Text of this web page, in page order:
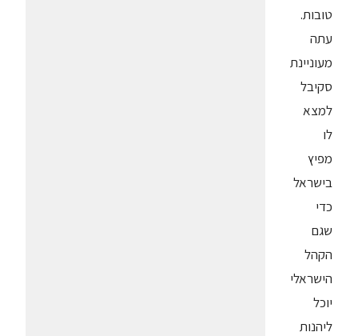
טובות.
עתה
מעוניינת
סקיבל
למצא
לו
מפיץ
בישראל
כדי
שגם
הקהל
הישראלי
יוכל
ליהנות